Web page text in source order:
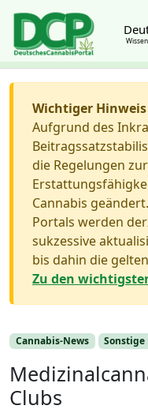
Wichtiger Hinweis
Aufgrund des
die Regelungen
Cannabis
Portals werden
sukzessive
bis dahin die
Zu den
Cannabis-News
Clubs